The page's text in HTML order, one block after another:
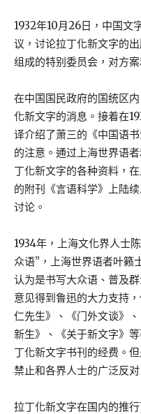
1932年10月26日，中国文
议，讨论拉丁化新文字的
组成的特别委员会，对方
在中国国民政府的国统区
化新文字的消息。接着在
译介绍了萧三的《中国语
的注意。通过上海世界语
丁化新文字的各种资料，
的附刊《言语科学》上陆
讨论。
1934年，上海文化界人士
众语”，上海世界语者叶籁
认为是书写大众语、普及
意见得到鲁迅的大力支持
仁先生》、《门外文谈》
新生》、《关于新文字》
丁化新文字书刊的经费。
禁止和各界人士的广泛反对
拉丁化新文字在国内的推